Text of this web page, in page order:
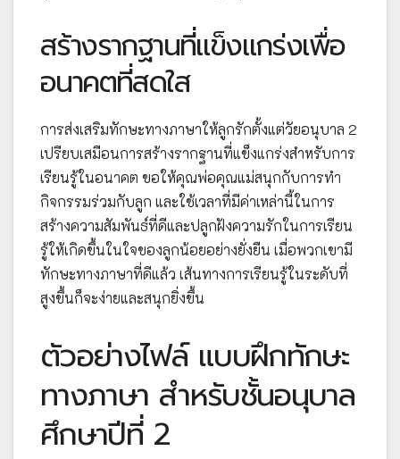
สร้างรากฐานที่แข็งแกร่งเพื่อ
อนาคตที่สดใส
การส่งเสริมทักษะทางภาษาให้ลูกรักตั้งแต่วัยอนุบาล 2
เปรียบเสมือนการสร้างรากฐานที่แข็งแกร่งสำหรับการ
เรียนรู้ในอนาคต ขอให้คุณพ่อคุณแม่สนุกกับการทำ
กิจกรรมร่วมกับลูก และใช้เวลาที่มีค่าเหล่านี้ในการ
สร้างความสัมพันธ์ที่ดีและปลูกฝังความรักในการเรียน
รู้ให้เกิดขึ้นในใจของลูกน้อยอย่างยั่งยืน เมื่อพวกเขามี
ทักษะทางภาษาที่ดีแล้ว เส้นทางการเรียนรู้ในระดับที่
สูงขึ้นก็จะง่ายและสนุกยิ่งขึ้น
ตัวอย่างไฟล์ แบบฝึกทักษะ
ทางภาษา สำหรับชั้นอนุบาล
ศึกษาปีที่ 2